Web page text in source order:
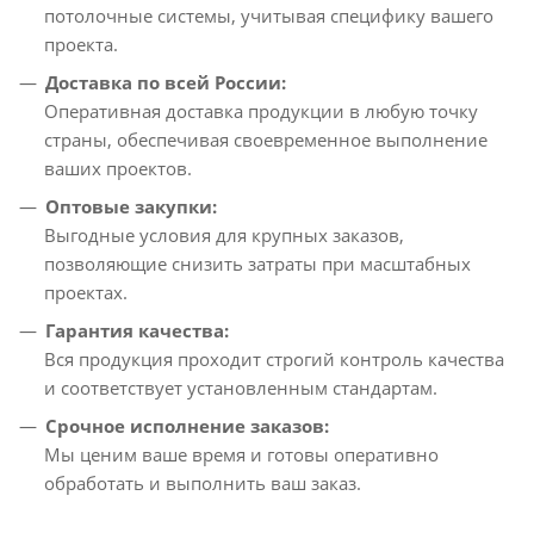
потолочные системы, учитывая специфику вашего
проекта.
Доставка по всей России:
Оперативная доставка продукции в любую точку
страны, обеспечивая своевременное выполнение
ваших проектов.
Оптовые закупки:
Выгодные условия для крупных заказов,
позволяющие снизить затраты при масштабных
проектах.
Гарантия качества:
Вся продукция проходит строгий контроль качества
и соответствует установленным стандартам.
Срочное исполнение заказов:
Мы ценим ваше время и готовы оперативно
обработать и выполнить ваш заказ.